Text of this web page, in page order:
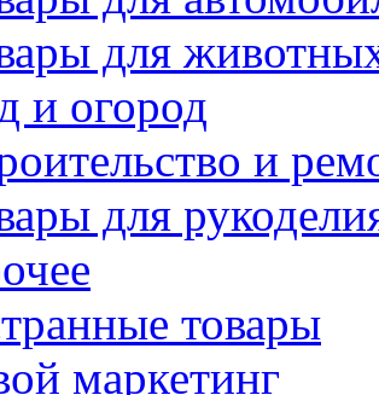
для
и огород
и
для
товары
маркетинг